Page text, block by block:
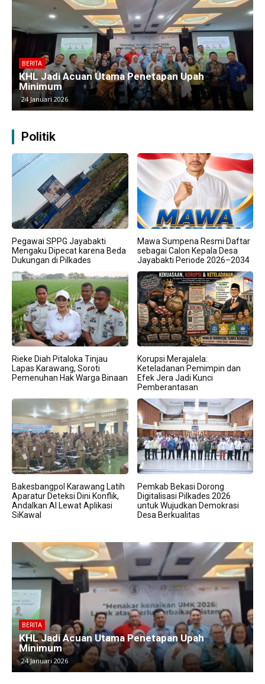
BERITA
KHL Jadi Acuan Utama Penetapan Upah
Minimum
24 Januari 2026
Politik
Pegawai SPPG Jayabakti
Mengaku Dipecat karena Beda
Dukungan di Pilkades
Mawa Sumpena Resmi Daftar
sebagai Calon Kepala Desa
Jayabakti Periode 2026–2034
Rieke Diah Pitaloka Tinjau
Lapas Karawang, Soroti
Pemenuhan Hak Warga Binaan
Korupsi Merajalela:
Keteladanan Pemimpin dan
Efek Jera Jadi Kunci
Pemberantasan
Bakesbangpol Karawang Latih
Aparatur Deteksi Dini Konflik,
Andalkan AI Lewat Aplikasi
SiKawal
Pemkab Bekasi Dorong
Digitalisasi Pilkades 2026
untuk Wujudkan Demokrasi
Desa Berkualitas
BERITA
KHL Jadi Acuan Utama Penetapan Upah
Minimum
24 Januari 2026